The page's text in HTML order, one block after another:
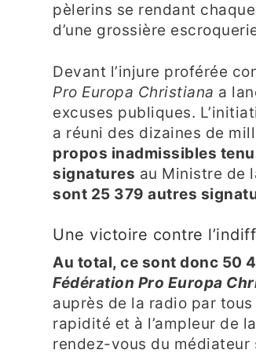
pèlerins se rendant
d’une grossière
Devant l’injure proférée
Pro Europa Christiana a
excuses publiques.
a réuni des dizaines de
propos inadmissibles
signatures au Ministre de
sont 25 379 autres
Une victoire contre
Au total, ce sont donc 50
Fédération Pro Europa
auprès de la radio par
rapidité et à l’ampleur de
rendez-vous du médiateur